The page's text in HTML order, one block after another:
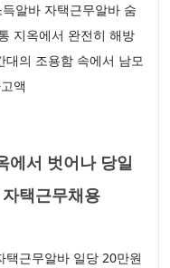
알바 자택근무알바 숨
지옥에서 완전히 해방
대의 조용함 속에서 남모
액
에서 벗어나 당일
택근무채용
근무알바 일당 20만원